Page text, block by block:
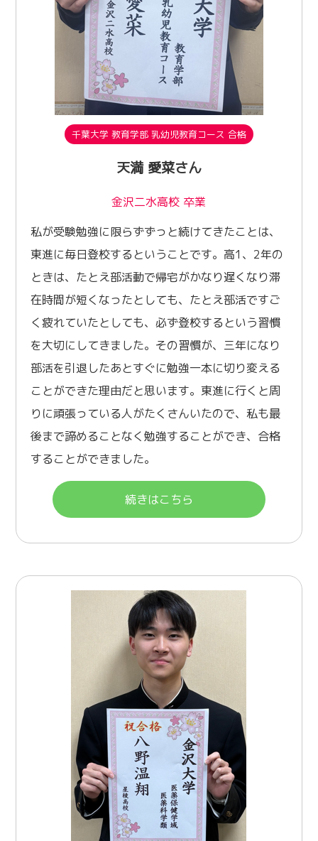
千葉大学 教育学部 乳幼児教育コース 合格
天満 愛菜さん
金沢二水高校 卒業
私が受験勉強に限らずずっと続けてきたことは、
東進に毎日登校するということです。高1、2年の
ときは、たとえ部活動で帰宅がかなり遅くなり滞
在時間が短くなったとしても、たとえ部活ですご
く疲れていたとしても、必ず登校するという習慣
を大切にしてきました。その習慣が、三年になり
部活を引退したあとすぐに勉強一本に切り変える
ことができた理由だと思います。東進に行くと周
りに頑張っている人がたくさんいたので、私も最
後まで諦めることなく勉強することができ、合格
することができました。
続きはこちら